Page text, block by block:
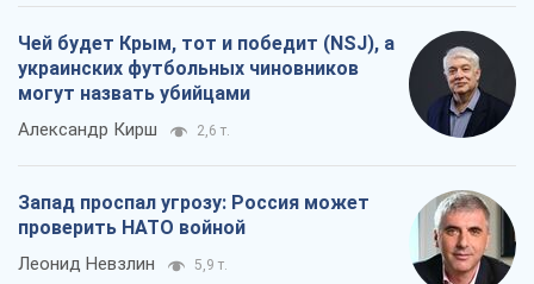
Чей будет Крым, тот и победит (NSJ), а
украинских футбольных чиновников
могут назвать убийцами
Александр Кирш 2,6 т.
Запад проспал угрозу: Россия может
проверить НАТО войной
Леонид Невзлин 5,9 т.